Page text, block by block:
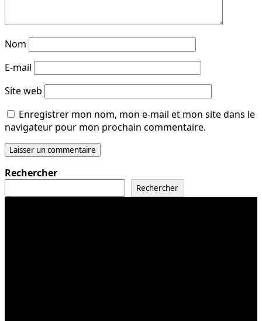
Nom
E-mail
Site web
Enregistrer mon nom, mon e-mail et mon site dans le
navigateur pour mon prochain commentaire.
Rechercher
Rechercher